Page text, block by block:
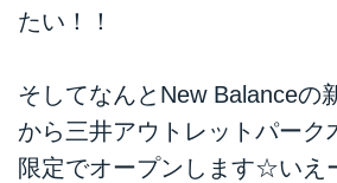
たい！！
そしてなんとNew Balanceの
から三井アウトレットパーク
限定でオープンします☆いえ